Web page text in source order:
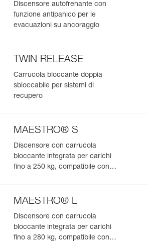
Discensore autofrenante con
funzione antipanico per le
evacuazioni su ancoraggio
TWIN RELEASE
Carrucola bloccante doppia
sbloccabile per sistemi di
recupero
MAESTRO® S
Discensore con carrucola
bloccante integrata per carichi
fino a 250 kg, compatibile con
MAESTRO® L
Discensore con carrucola
bloccante integrata per carichi
fino a 280 kg, compatibile con